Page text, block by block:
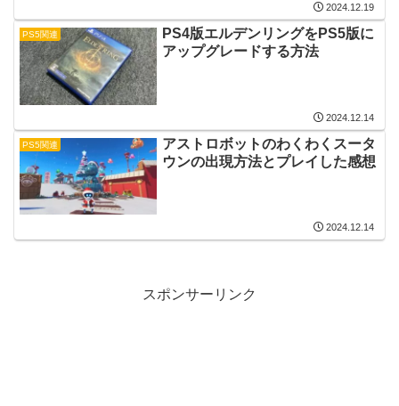
2024.12.19
PS5関連
PS4版エルデンリングをPS5版に
アップグレードする方法
2024.12.14
PS5関連
アストロボットのわくわくスータ
ウンの出現方法とプレイした感想
2024.12.14
スポンサーリンク